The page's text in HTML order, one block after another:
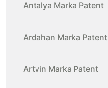
Antalya Marka Patent
Ardahan Marka Patent
Artvin Marka Patent